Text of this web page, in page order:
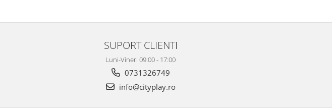
SUPORT CLIENTI
Luni-Vineri 09:00 - 17:00
0731326749
info@cityplay.ro